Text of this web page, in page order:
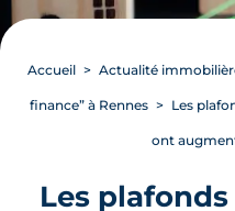
Accueil Actualité
finance” à Rennes Les
ont
Les